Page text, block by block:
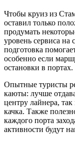
Чтобы круиз из
оставил только
продумать
уровень сервиса на
подготовка
особенно если
остановки в портах.
Опытные туристы
каюты: лучше
центру лайнера,
качка. Также
каждого порта
активности будут